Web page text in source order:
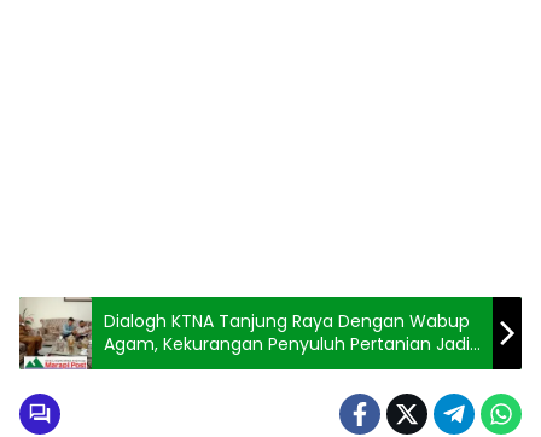
Dialogh KTNA Tanjung Raya Dengan Wabup
Agam, Kekurangan Penyuluh Pertanian Jadi
Kendala Pembangunan Pertanian